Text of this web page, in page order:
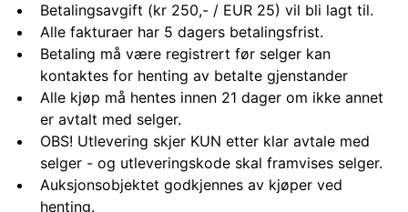
Betalingsavgift (kr 250,- / EUR 25) vil bli lagt til.
Alle fakturaer har 5 dagers betalingsfrist.
Betaling må være registrert før selger kan
kontaktes for henting av betalte gjenstander
Alle kjøp må hentes innen 21 dager om ikke annet
er avtalt med selger.
OBS! Utlevering skjer KUN etter klar avtale med
selger - og utleveringskode skal framvises selger.
Auksjonsobjektet godkjennes av kjøper ved
henting.